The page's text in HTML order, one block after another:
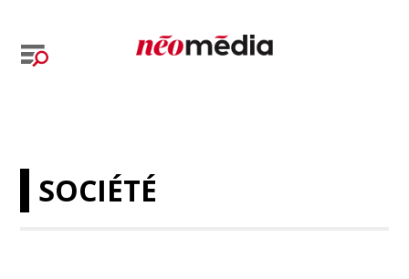
SOCIÉTÉ